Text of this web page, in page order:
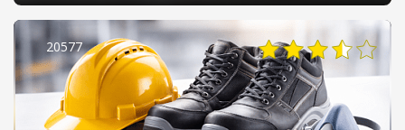
20577